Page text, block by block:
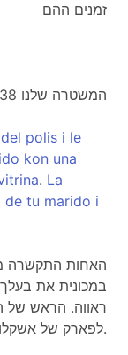
זמנים ההם
המשטרה שלנו 38
del polis i le
kon una
. La
de tu marido i
האחות התקשרה
במכונית את
ראווה. הראש של
לפארק של אשקלון.